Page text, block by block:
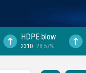
HDPE blow
2310 28,57%